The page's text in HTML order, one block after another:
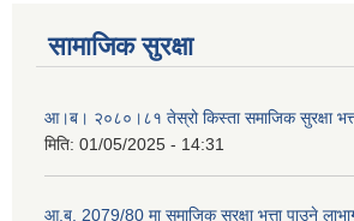
सामाजिक सुरक्षा
आ।ब। २०८०।८१ तेस्रो किस्ता समाजिक सुरक्षा भत्ता
मिति: 01/05/2025 - 14:31
आ.ब. 2079/80 मा समाजिक सुरक्षा भत्ता पाउने